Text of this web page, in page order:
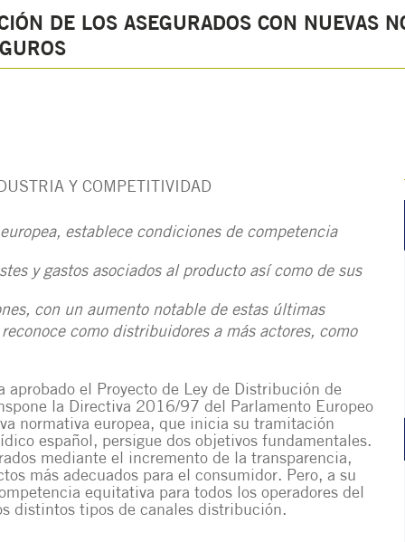
DE LOS ASEGURADOS CON NUEVAS
Y COMPETITIVIDAD
establece condiciones de competencia
y gastos asociados al producto así como de sus
con un aumento notable de estas últimas
como distribuidores a más actores, como
el Proyecto de Ley de Distribución de
la Directiva 2016/97 del Parlamento Europeo
normativa europea, que inicia su tramitación
español, persigue dos objetivos fundamentales.
mediante el incremento de la transparencia,
más adecuados para el consumidor. Pero, a su
equitativa para todos los operadores del
distintos tipos de canales distribución.